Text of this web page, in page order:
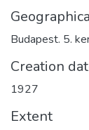
Budapest. 5.
Creation
1927
Extent